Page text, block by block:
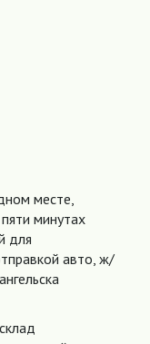
месте,
минутах
для
авто, ж/